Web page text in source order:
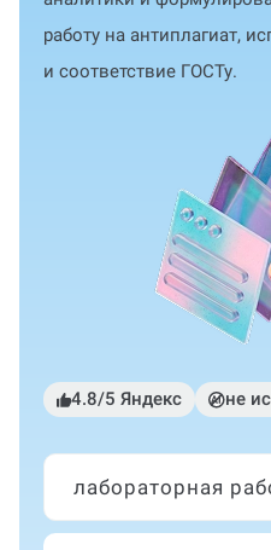
работу на антиплагиат,
и соответствие ГОСТу.
4.8/5 Яндекс не
лабораторная